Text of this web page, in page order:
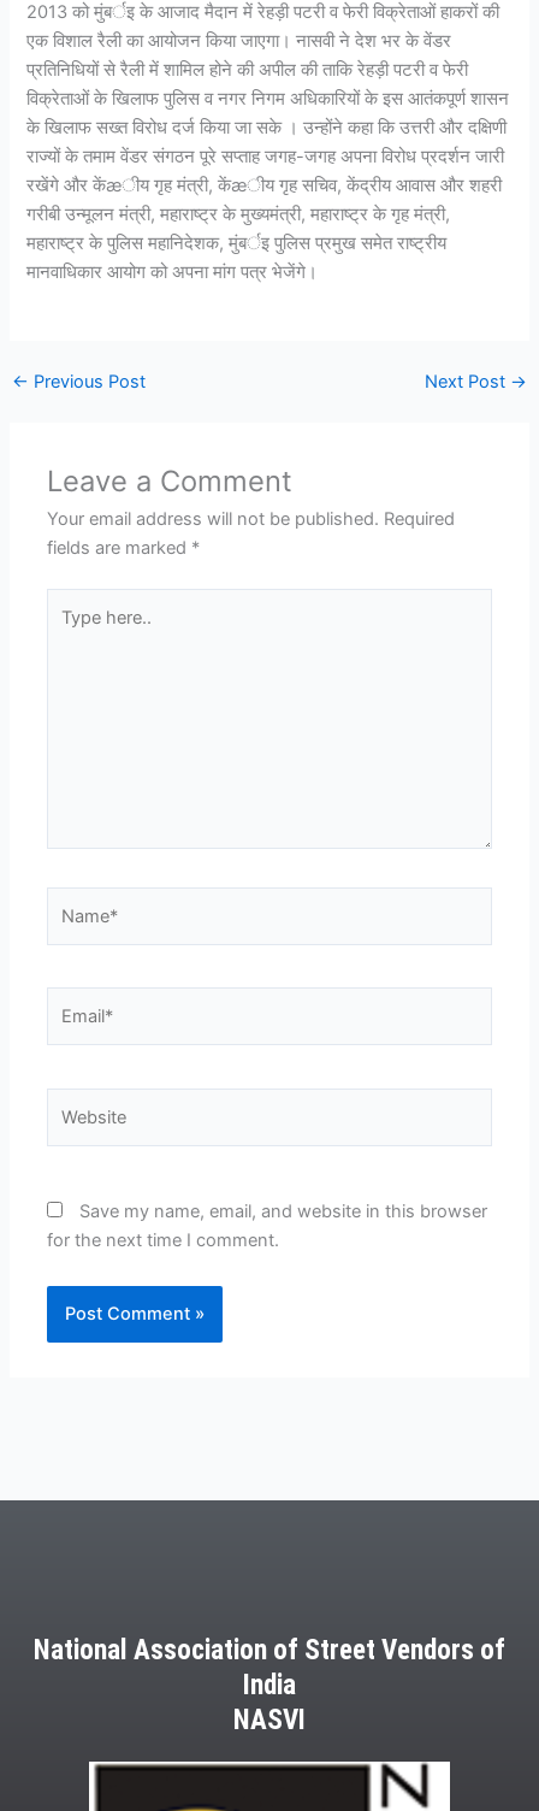
2013 को मुंबर्इ के आजाद मैदान में रेहड़ी पटरी व फेरी विक्रेताओं हाकरों की
एक विशाल रैली का आयोजन किया जाएगा। नासवी ने देश भर के वेंडर
प्रतिनिधियों से रैली में शामिल होने की अपील की ताकि रेहड़ी पटरी व फेरी
विक्रेताओं के खिलाफ पुलिस व नगर निगम अधिकारियों के इस आतंकपूर्ण शासन
के खिलाफ सख्त विरोध दर्ज किया जा सके । उन्होंने कहा कि उत्तरी और दक्षिणी
राज्यों के तमाम वेंडर संगठन पूरे सप्ताह जगह-जगह अपना विरोध प्रदर्शन जारी
रखेंगे और केंæीय गृह मंत्री, केंæीय गृह सचिव, केंद्रीय आवास और शहरी
गरीबी उन्मूलन मंत्री, महाराष्ट्र के मुख्यमंत्री, महाराष्ट्र के गृह मंत्री,
महाराष्ट्र के पुलिस महानिदेशक, मुंबर्इ पुलिस प्रमुख समेत राष्ट्रीय
मानवाधिकार आयोग को अपना मांग पत्र भेजेंगे।
← Previous Post Next Post →
Leave a Comment
Your email address will not be published. Required
fields are marked *
here..
Save my name, email, and website in this browser
for the next time I comment.
National Association of Street Vendors of
India
NASVI